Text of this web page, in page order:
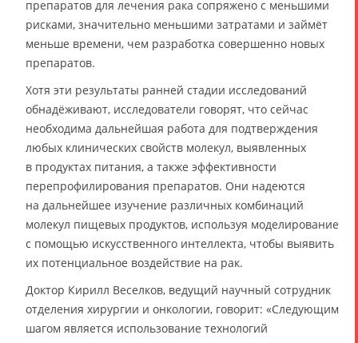
препаратов для лечения рака сопряжено с меньшими
рисками, значительно меньшими затратами и займёт
меньше времени, чем разработка совершенно новых
препаратов.
Хотя эти результаты ранней стадии исследований
обнадёживают, исследователи говорят, что сейчас
необходима дальнейшая работа для подтверждения
любых клинических свойств молекул, выявленных
в продуктах питания, а также эффективности
перепрофилирования препаратов. Они надеются
на дальнейшее изучение различных комбинаций
молекул пищевых продуктов, используя моделирование
с помощью искусственного интеллекта, чтобы выявить
их потенциальное воздействие на рак.
Доктор Кирилл Веселков, ведущий научный сотрудник
отделения хирургии и онкологии, говорит: «Следующим
шагом является использование технологий